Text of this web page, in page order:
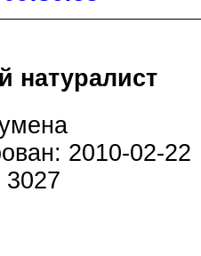
натуралист
2010-02-22